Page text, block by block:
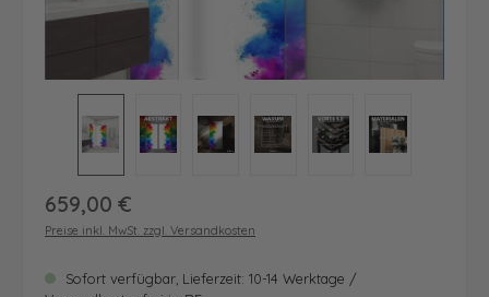
Regulärer Preis:
659,00 €
Preise inkl. MwSt. zzgl. Versandkosten
Sofort verfügbar, Lieferzeit: 10-14 Werktage /